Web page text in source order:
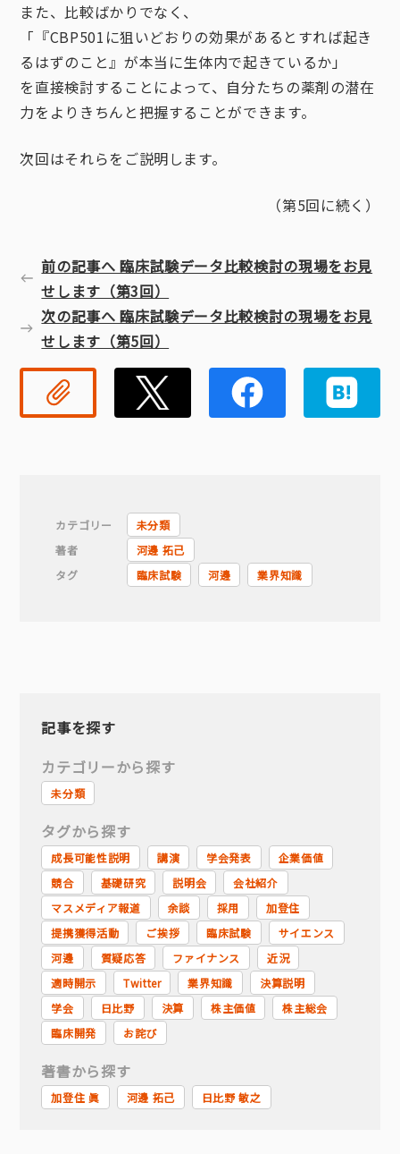
また、比較ばかりでなく、
「『CBP501に狙いどおりの効果があるとすれば起き
るはずのこと』が本当に生体内で起きているか」
を直接検討することによって、自分たちの薬剤の潜在
力をよりきちんと把握することができます。
次回はそれらをご説明します。
（第5回に続く）
前の記事へ 臨床試験データ比較検討の現場をお見
せします（第3回）
次の記事へ 臨床試験データ比較検討の現場をお見
せします（第5回）
リンクコピー Twitter
カテゴリー
未分類
著者
河邊 拓己
タグ
臨床試験 河邊 業界知識
記事を探す
カテゴリーから探す
未分類
タグから探す
成長可能性説明 講演 学会発表
企業価値
競合
基礎研究 説明会
会社紹介
マスメディア報道
余談 採用
加登住
提携獲得活動
ご挨拶 臨床試験
サイエンス
河邊
質疑応答 ファイナンス
近況
適時開示
Twitter 業界知識
決算説明
学会
日比野 決算 株主価値
株主総会
臨床開発
お詫び
著書から探す
加登住 眞 河邊 拓己 日比野 敏之